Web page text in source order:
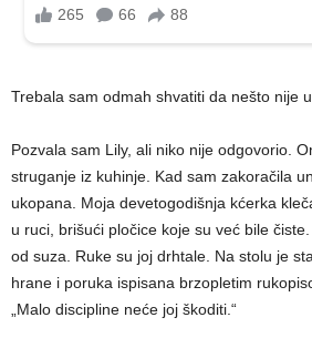
Trebala sam odmah shvatiti da nešto nije u
Pozvala sam Lily, ali niko nije odgovorio.
struganje iz kuhinje. Kad sam zakoračila
ukopana. Moja devetogodišnja kćerka
u ruci, brišući pločice koje su već bile
od suza. Ruke su joj drhtale. Na stolu je
hrane i poruka ispisana brzopletim
„Malo discipline neće joj škoditi.“